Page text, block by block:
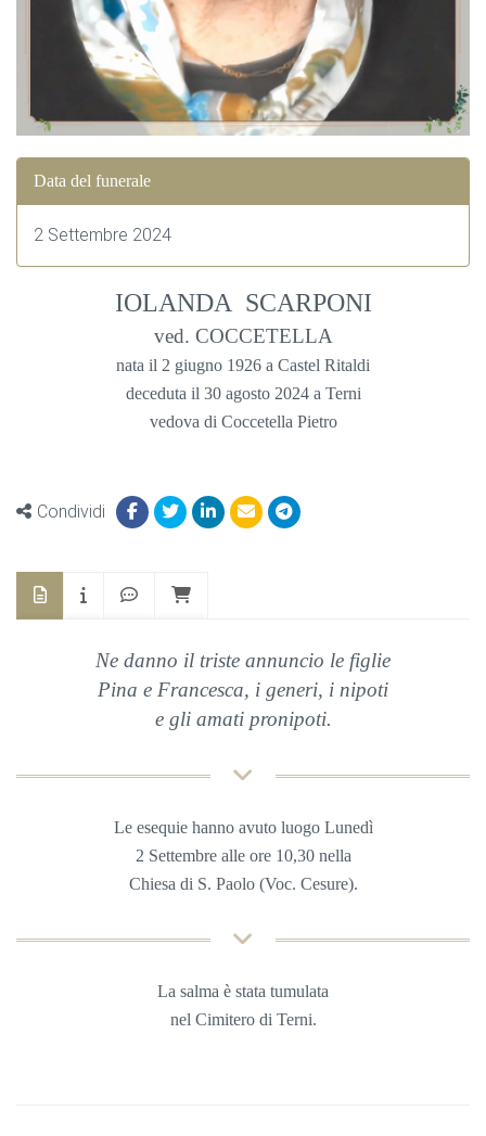
Data del funerale
2 Settembre 2024
IOLANDA SCARPONI
ved. COCCETELLA
nata il 2 giugno 1926 a Castel Ritaldi
deceduta il 30 agosto 2024 a Terni
vedova di Coccetella Pietro
Condividi
Ne danno il triste annuncio le figlie
Pina e Francesca, i generi, i nipoti
e gli amati pronipoti.
Le esequie hanno avuto luogo Lunedì
2 Settembre alle ore 10,30 nella
Chiesadi S. Paolo (Voc. Cesure).
La salma è stata tumulata
nel Cimitero di Terni.